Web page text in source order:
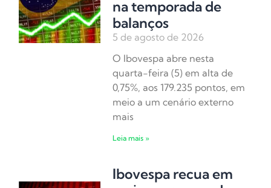
na temporada de
balanços
5 de agosto de 2026
O Ibovespa abre nesta
quarta-feira (5) em alta de
0,75%, aos 179.235 pontos, em
meio a um cenário externo
mais
Leia mais »
Ibovespa recua em